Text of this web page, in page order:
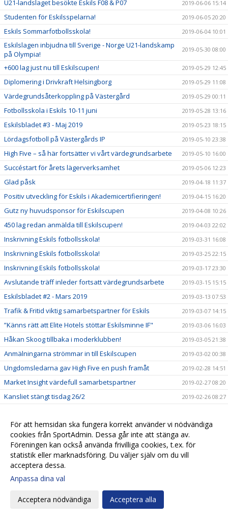
U21-landslaget besökte Eskils F08 & P07 2019-06-06 15:14
Studenten för Eskilsspelarna! 2019-06-05 20:20
Eskils Sommarfotbollsskola! 2019-06-04 10:01
Eskilslagen inbjudna till Sverige - Norge U21-landskamp
på Olympia!
2019-05-30 08:00
+600 lag just nu till Eskilscupen! 2019-05-29 12:45
Diplomering i Drivkraft Helsingborg 2019-05-29 11:08
Värdegrundsåterkoppling på Västergård 2019-05-29 00:11
Fotbollsskola i Eskils 10-11 juni 2019-05-28 13:16
Eskilsbladet #3 - Maj 2019 2019-05-23 18:15
Lördagsfotboll på Västergårds IP 2019-05-10 23:38
High Five – så här fortsätter vi vårt värdegrundsarbete 2019-05-10 16:00
Succéstart för årets lägerverksamhet 2019-05-06 12:23
Glad påsk 2019-04-18 11:37
Positiv utveckling för Eskils i Akademicertifieringen! 2019-04-15 16:20
Gutz ny huvudsponsor för Eskilscupen 2019-04-08 10:26
450 lag redan anmälda till Eskilscupen! 2019-04-03 22:02
Inskrivning Eskils fotbollsskola! 2019-03-31 16:08
Inskrivning Eskils fotbollsskola! 2019-03-25 22:15
Inskrivning Eskils fotbollsskola! 2019-03-17 23:30
Avslutande träff inleder fortsatt värdegrundsarbete 2019-03-15 15:15
Eskilsbladet #2 - Mars 2019 2019-03-13 07:53
Trafik & Fritid viktig samarbetspartner för Eskils 2019-03-07 14:15
”Känns rätt att Elite Hotels stöttar Eskilsminne IF" 2019-03-06 16:03
Håkan Skoog tillbaka i moderklubben! 2019-03-05 21:38
Anmälningarna strömmar in till Eskilscupen 2019-03-02 00:38
Ungdomsledarna gav High Five en push framåt 2019-02-28 14:51
Market Insight värdefull samarbetspartner 2019-02-27 08:20
Kansliet stängt tisdag 26/2 2019-02-26 08:27
En ny styrelseledamot när Eskils höll årsmöte 2019-02-22 09:05
Kallelse till årsmöte 21/2 på Elite Hotel Mollberg 2019-02-13 17:01
Tisdag 12/2 är kansliet stängt! 2019-02-11 16:15
Spelarträffar inom High Five ger en gemensam syn från
liten till stor
Valberedningens förslag
För att hemsidan ska fungera korrekt använder vi nödvändiga
cookies från SportAdmin. Dessa går inte att stänga av.
Föreningen kan också använda frivilliga cookies, t.ex. för
statistik eller marknadsföring. Du väljer själv om du vill
acceptera dessa.
Anpassa dina val
Acceptera nödvändiga Acceptera alla